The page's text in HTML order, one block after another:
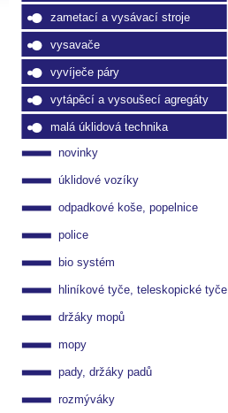
zametací a vysávací stroje
vysavače
vyvíječe páry
vytápěcí a vysoušecí agregáty
malá úklidová technika
novinky
úklidové vozíky
odpadkové koše, popelnice
police
bio systém
hliníkové tyče, teleskopické tyče
držáky mopů
mopy
pady, držáky padů
rozmýváky